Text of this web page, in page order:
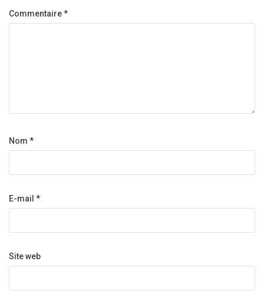
Commentaire*
Nom *
E-mail *
Site web